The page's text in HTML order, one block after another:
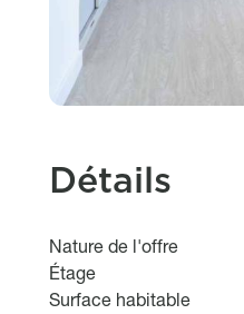
Détails
Nature de l'offre
Étage
Surface habitable